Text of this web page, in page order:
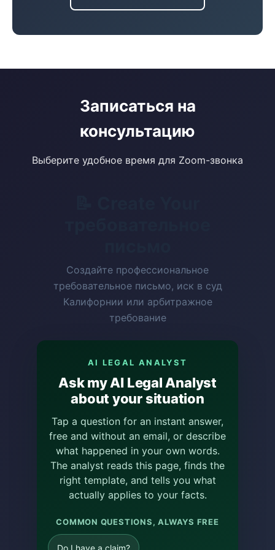
Записаться на
консультацию
Выберите удобное время для Zoom-звонка
Создайте профессиональное
требовательное письмо, иск в суд
Калифорнии или арбитражное
требование
AI LEGAL ANALYST
Ask my AI Legal Analyst
about your situation
Tap a question for an instant answer,
free and without an email, or describe
what happened in your own words.
The analyst reads this page, finds the
right template, and tells you what
actually applies to your facts.
COMMON QUESTIONS, ALWAYS FREE
Do I have a claim?